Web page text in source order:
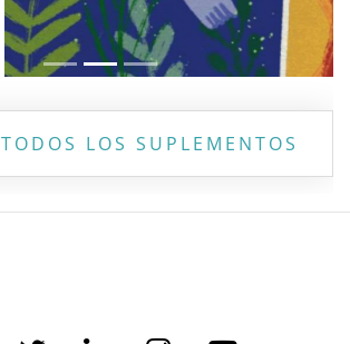
TODOS LOS SUPLEMENTOS